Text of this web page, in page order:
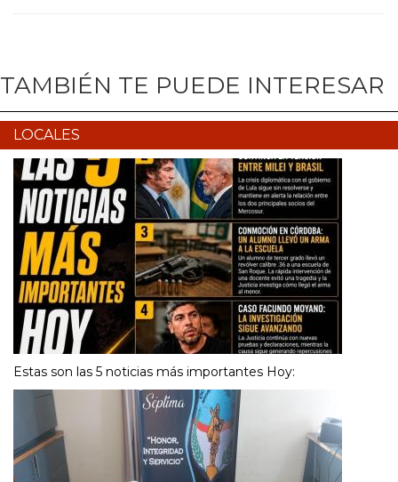
TAMBIÉN TE PUEDE INTERESAR
LOCALES
Estas son las 5 noticias más importantes Hoy: